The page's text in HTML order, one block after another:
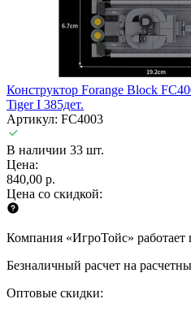
Конструктор Forange Block
Tiger I 385дет.
Артикул: FC4003
В наличии 33 шт.
Цена:
840,00 р.
Цена со скидкой:
Компания «ИгроТойс» работает
Безналичный расчет на
Оптовые скидки: